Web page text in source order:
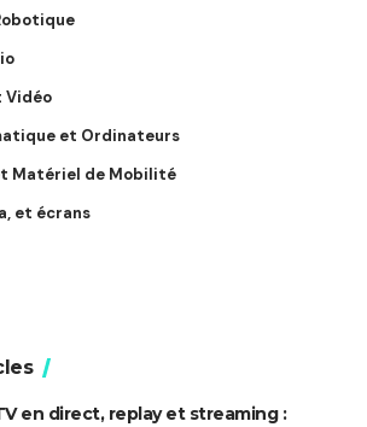
Vidéo
et Ordinateurs
Matériel de Mobilité
et écrans
en direct, replay et streaming :